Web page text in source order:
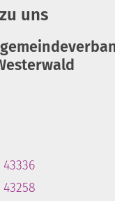
uns